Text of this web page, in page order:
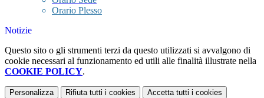
Orario Plesso
Notizie
Questo sito o gli strumenti terzi da questo utilizzati si avvalgono di
cookie necessari al funzionamento ed utili alle finalità illustrate nella
COOKIE POLICY.
Personalizza Rifiuta tutti i cookies Accetta tutti i cookies